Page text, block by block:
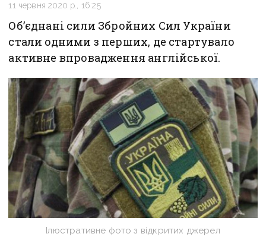
11 червня 2020 р., 16:25
Об’єднані сили Збройних Сил України
стали одними з перших, де стартувало
активне впровадження англійської.
Ілюстративне фото з відкритих джерел